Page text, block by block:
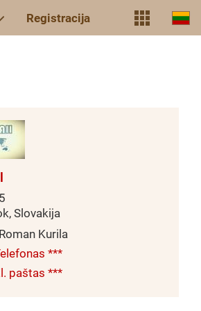
Registracija
Slovakija
Kurila
***
paštas ***